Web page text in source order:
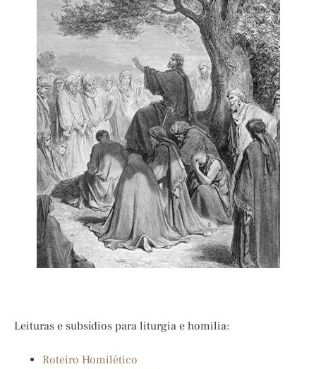
Leituras e subsídios para liturgia e homilia:
Roteiro Homilético